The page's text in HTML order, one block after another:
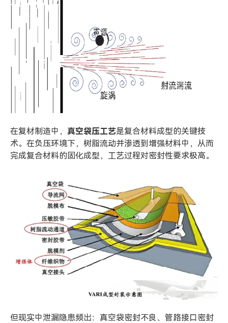
在复材制造中， 真空袋压工艺是复合材料成型的关键技
术。在负压环境下，树脂流动并渗透到增强材料中，从而
完成复合材料的固化成型，工艺过程对密封性要求极高。
但现实中泄漏隐患频出：真空袋密封不良、管路接口密封